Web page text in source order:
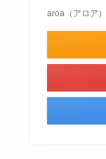
aroa（アロア